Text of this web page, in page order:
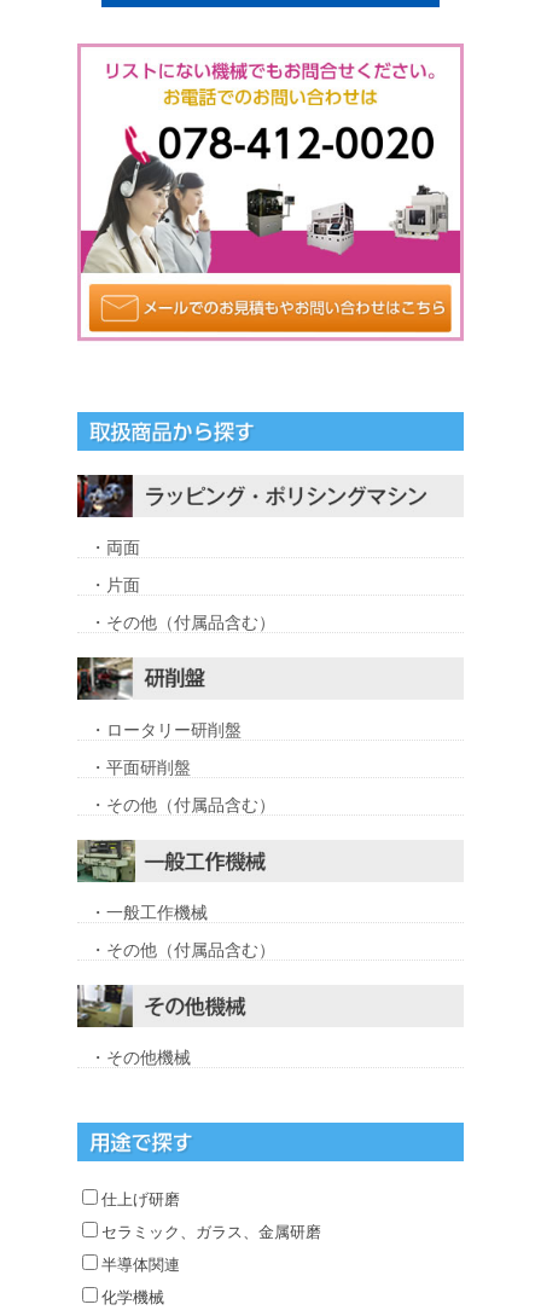
・両面
・片面
・その他（付属品含む）
・ロータリー研削盤
・平面研削盤
・その他（付属品含む）
・一般工作機械
・その他（付属品含む）
・その他機械
仕上げ研磨
セラミック、ガラス、金属研磨
半導体関連
化学機械